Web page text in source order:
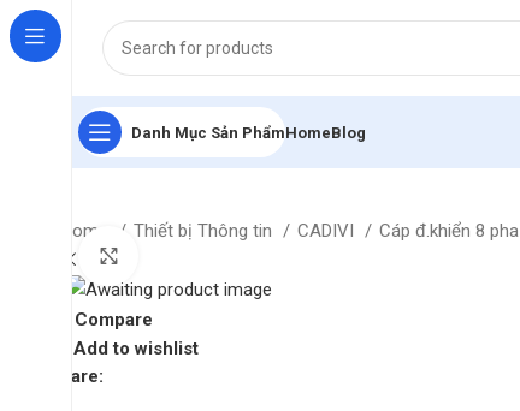
Danh Mục Sản PhẩmHomeBlog
Home Thiết bị Thông tin CADIVI Cáp đ.khiển 8 pha
Compare
Add to wishlist
Share: